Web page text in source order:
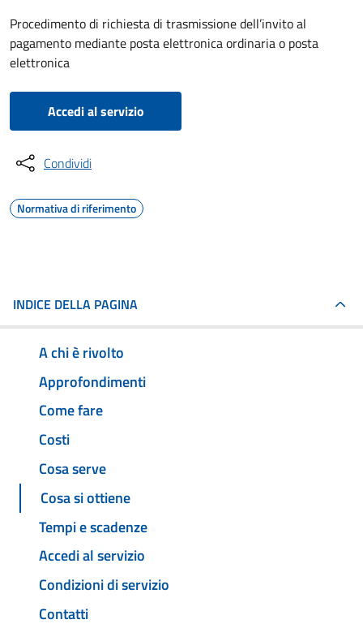
Procedimento di richiesta di trasmissione dell’invito al
pagamento mediante posta elettronica ordinaria o posta
elettronica
Accedi al servizio
Condividi
Normativa di riferimento
INDICE DELLA PAGINA
A chi è rivolto
Approfondimenti
Come fare
Costi
Cosa serve
Cosa si ottiene
Tempi e scadenze
Accedi al servizio
Condizioni di servizio
Contatti